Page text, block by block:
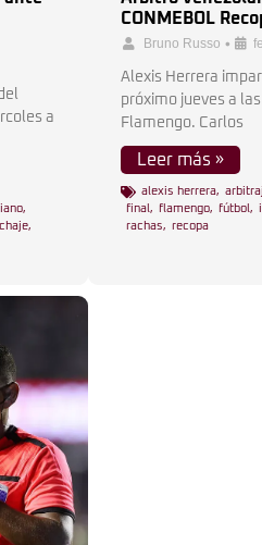
a
,
,
CONMEBOL
Bruno Russo •
Alexis Herrera
próximo jueves a
Flamengo. Carlos
Leer más »
alexis herrera,
final , flamengo, fútbol ,
rachas, recopa